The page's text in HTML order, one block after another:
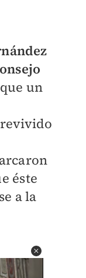
un
éste
a la